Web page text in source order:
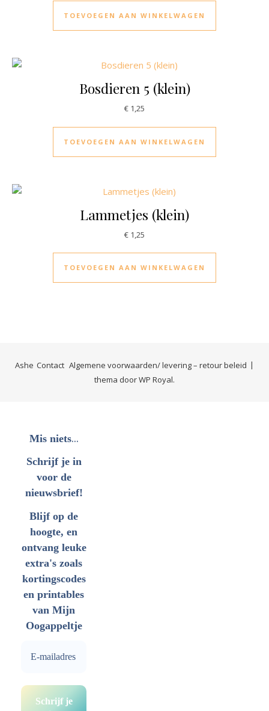
TOEVOEGEN AAN WINKELWAGEN
Bosdieren 5 (klein)
€ 1,25
TOEVOEGEN AAN WINKELWAGEN
Lammetjes (klein)
€ 1,25
TOEVOEGEN AAN WINKELWAGEN
Contact Algemene voorwaarden/ levering – retour beleid
Ashe
thema doorWP Royal.
Mis niets...
Schrijf je in
voor de
nieuwsbrief!
Blijf op de
hoogte, en
ontvang leuke
extra's zoals
kortingscodes
en printables
van Mijn
Oogappeltje